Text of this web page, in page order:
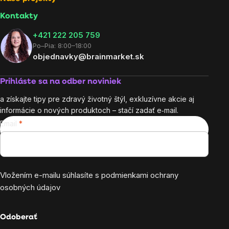
Kontakty
+421 222 205 759
Po–Pia: 8:00–18:00
objednavky@brainmarket.sk
Prihláste sa na odber noviniek
a získajte tipy pre zdravý životný štýl, exkluzívne akcie aj
informácie o nových produktoch – stačí zadať e‑mail.
Email
Vložením e-mailu súhlasíte s podmienkami ochrany
osobných údajov
Odoberať